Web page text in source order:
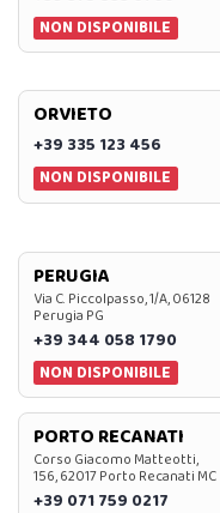
NON DISPONIBILE
ORVIETO
+39 335 123 456
NON DISPONIBILE
PERUGIA
Via C. Piccolpasso, 1/A, 06128
Perugia PG
+39 344 058 1790
NON DISPONIBILE
PORTO RECANATI
Corso Giacomo Matteotti,
156, 62017 Porto Recanati MC
+39 071 759 0217